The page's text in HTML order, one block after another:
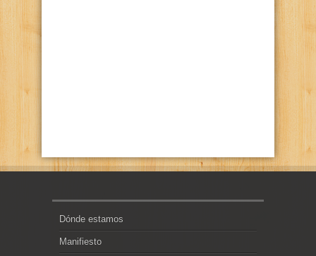
Dónde estamos
Manifiesto